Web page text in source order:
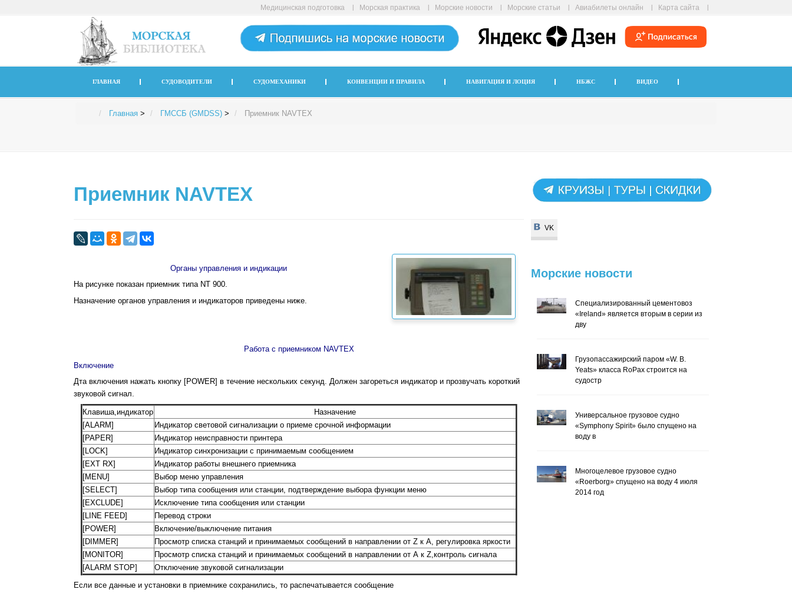
Медицинская подготовка Морская практика Морские новости Морские статьи Авиабилеты онлайн Карта сайта
ГЛАВНАЯ СУДОВОДИТЕЛИ СУДОМЕХАНИКИ КОНВЕНЦИИ И ПРАВИЛА НАВИГАЦИЯ И ЛОЦИЯ НБЖС ВИДЕО
Главная > ГМССБ (GMDSS) > Приемник NAVTEX
Приемник NAVTEX
Органы управления и индикации
На рисунке показан приемник типа NT 900.
Назначение opганов управления и индикаторов приведены ниже.
Работа с приемником NAVTEX
Включение
Дта включения нажать кнопку [POWER] в течение нескольких секунд. Должен загореться индикатор и прозвучать короткий
звуковой сигнал.
Клавиша,индикатор
Назначение
[ALARM]
Индикатор световой сигнализации о приеме срочной информации
[PAPER]
Индикатор неисправности принтера
[LOCK]
Индикатор синхронизации с принимаемым сообщением
[EXT RX]
Индикатор работы внешнего приемника
[MENU]
Выбор меню управления
[SELECT]
Выбор типа сообщения или станции, подтверждение выбора функции меню
[EXCLUDE]
Исключение типа сообщения или станции
[LINE FEED]
Перевод строки
[POWER]
Включение/выключение питания
[DIMMER]
Просмотр списка станций и принимаемых сообщений в направлении от Z к А, регулировка яркости
[MONITOR]
Просмотр списка станций и принимаемых сообщений в направлении от А к Z,контроль сигнала
[ALARM STOP]
Отключение звуковой сигнализации
Если все данные и установки в приемнике сохранились, то распечатывается сообщение
VK
VK
Морские новости
Специализированный цементовоз
«Ireland» является вторым в серии из
дву
Грузопассажирский паром «W. B.
Yeats» класса RoPax строится на
судостр
Универсальное грузовое судно
«Symphony Spirit» было спущено на
воду в
Многоцелевое грузовое судно
«Roerborg» спущено на воду 4 июля
2014 год